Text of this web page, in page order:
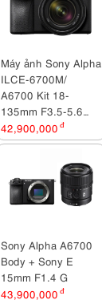
Máy ảnh Sony Alpha
ILCE-6700M/
A6700 Kit 18-
135mm F3.5-5.6
OSS
42,900,000 đ
Sony Alpha A6700
Body + Sony E
15mm F1.4 G
43,900,000 đ